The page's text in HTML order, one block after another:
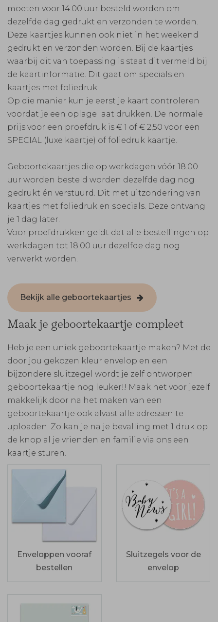
moeten voor 14.00 uur besteld worden om
dezelfde dag gedrukt en verzonden te worden.
Deze kaartjes kunnen ook niet in het weekend
gedrukt en verzonden worden. Bij de kaartjes
waarbij dit van toepassing is staat dit vermeld bij
de kaartinformatie. Dit gaat om specials en
kaartjes met foliedruk.
Op die manier kun je eerst je kaart controleren
voordat je een oplage laat drukken. De normale
prijs voor een proefdruk is € 1 of € 2,50 voor een
SPECIAL (luxe kaartje) of foliedruk kaartje.
Geboortekaartjes die op werkdagen vóór 18.00
uur worden besteld worden dezelfde dag nog
gedrukt én verstuurd. Dit met uitzondering van
kaartjes met foliedruk en specials. Deze ontvang
je 1 dag later.
Voor proefdrukken geldt dat alle bestellingen op
werkdagen tot 18.00 uur dezelfde dag nog
verwerkt worden.
Bekijk alle geboortekaartjes
Maak je geboortekaartje compleet
Heb je een uniek geboortekaartje maken? Met de
door jou gekozen kleur envelop en een
bijzondere sluitzegel wordt je zelf ontworpen
geboortekaartje nog leuker!! Maak het voor jezelf
makkelijk door na het maken van een
geboortekaartje ook alvast alle adressen te
uploaden. Zo kan je na je bevalling met 1 druk op
de knop al je vrienden en familie via ons een
kaartje sturen.
Enveloppen vooraf
bestellen
Sluitzegels voor de
envelop